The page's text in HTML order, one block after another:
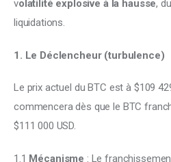
volatilité explosive à la hausse,
liquidations.
1. Le Déclencheur (turbulence)
Le prix actuel du BTC est à $109
commencera dès que le BTC
$111 000 USD.
1.1 Mécanisme : Le